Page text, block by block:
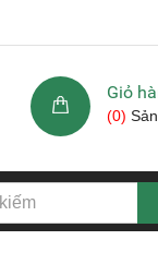
Giỏ
(0)